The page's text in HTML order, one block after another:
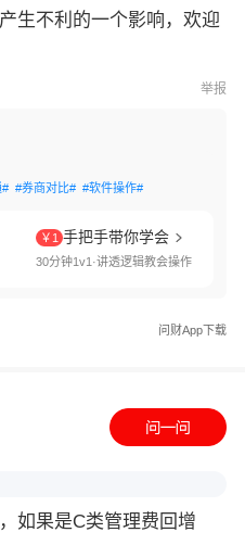
生不利的一个影响，欢迎
举报
# #券商对比# #软件操作#
￥1 手把手带你学会
30分钟1v1·讲透逻辑教会操作
问财App下载
如果是C类管理费回增